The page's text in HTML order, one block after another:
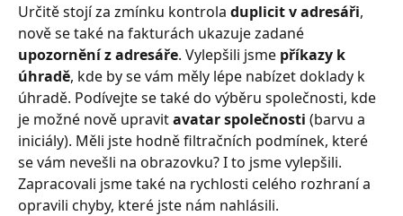
Určitě stojí za zmínku kontrola duplicit v adresáři,
nově se také na fakturách ukazuje zadané
upozornění z adresáře. Vylepšili jsme příkazy k
úhradě, kde by se vám měly lépe nabízet doklady k
úhradě. Podívejte se také do výběru společnosti, kde
je možné nově upravit avatar společnosti (barvu a
iniciály). Měli jste hodně filtračních podmínek, které
se vám nevešli na obrazovku? I to jsme vylepšili.
Zapracovali jsme také na rychlosti celého rozhraní a
opravili chyby, které jste nám nahlásili.